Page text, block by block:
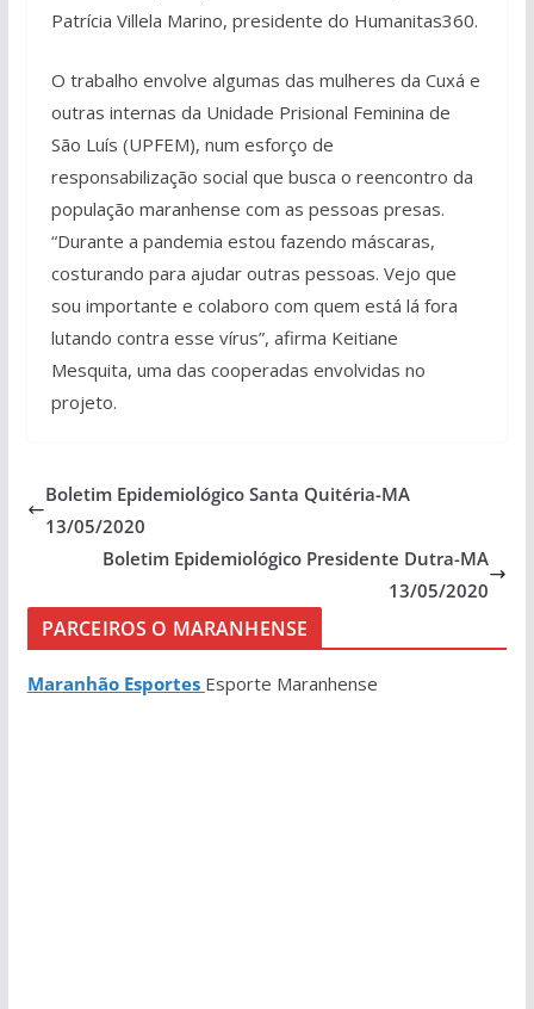
Patrícia Villela Marino, presidente do Humanitas360.
O trabalho envolve algumas das mulheres da Cuxá e
outras internas da Unidade Prisional Feminina de
São Luís (UPFEM), num esforço de
responsabilização social que busca o reencontro da
população maranhense com as pessoas presas.
“Durante a pandemia estou fazendo máscaras,
costurando para ajudar outras pessoas. Vejo que
sou importante e colaboro com quem está lá fora
lutando contra esse vírus”, afirma Keitiane
Mesquita, uma das cooperadas envolvidas no
projeto.
Boletim Epidemiológico Santa Quitéria-MA
13/05/2020
Boletim Epidemiológico Presidente Dutra-MA
13/05/2020
PARCEIROS O MARANHENSE
Maranhão Esportes Esporte Maranhense